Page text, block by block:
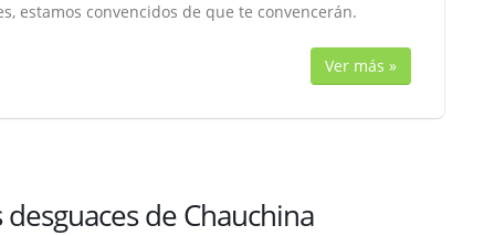
estamos convencidos de que te convencerán.
Ver más »
de Chauchina